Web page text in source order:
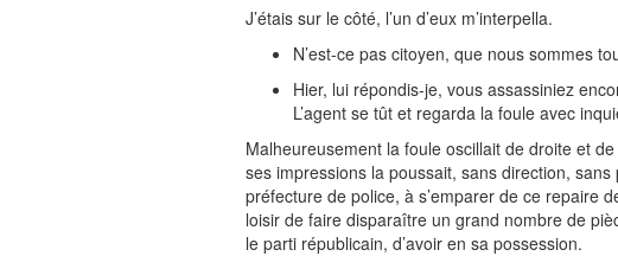
J’étais sur le côté, l’un d’eux m’interpella.
N’est-ce pas citoyen, que nous sommes
Hier, lui répondis-je, vous assassiniez
L’agent se tût et regarda la foule avec
Malheureusement la foule oscillait de droite et
ses impressions la poussait, sans direction,
préfecture de police, à s’emparer de ce repaire
loisir de faire disparaître un grand nombre de
le parti républicain, d’avoir en sa possession.